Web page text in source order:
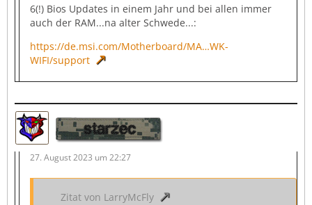
6(!) Bios Updates in einem Jahr und bei allen immer
auch der RAM...na alter Schwede...:
https://de.msi.com/Motherboard/MA…WK-
WIFI/support
starzec
27. August 2023 um 22:27
Zitat von LarryMcFly